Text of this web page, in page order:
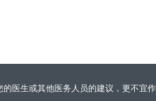
医生或其他医务人员的建议，更不宜